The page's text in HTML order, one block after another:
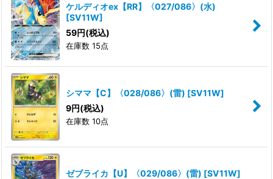
ケルディオex【RR】〈027/086〉(水)
[SV11W]
59円(税込)
在庫数 15点
シママ【C】〈028/086〉(雷) [SV11W]
9円(税込)
在庫数 10点
ゼブライカ【U】〈029/086〉(雷) [SV11W]